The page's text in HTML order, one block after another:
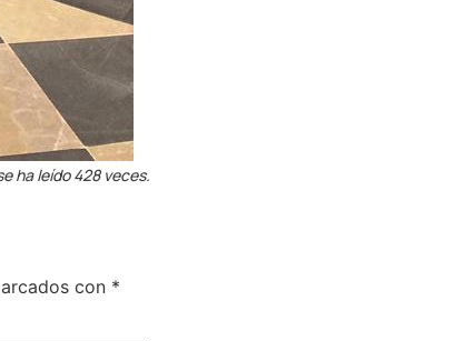
ha leído 428 veces.
con *